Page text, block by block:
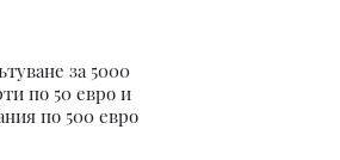
за 5000
по 50 евро и
по 500 евро